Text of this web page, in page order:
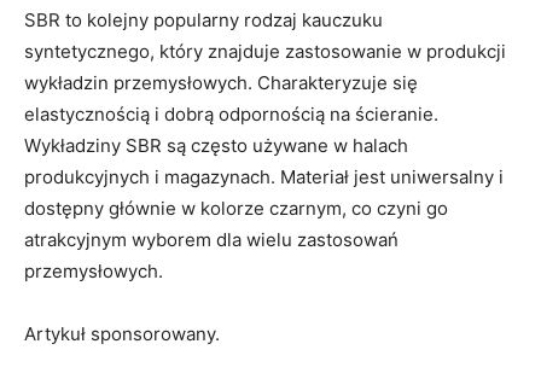
SBR to kolejny popularny rodzaj kauczuku
syntetycznego, który znajduje zastosowanie w produkcji
wykładzin przemysłowych. Charakteryzuje się
elastycznością i dobrą odpornością na ścieranie.
Wykładziny SBR są często używane w halach
produkcyjnych i magazynach. Materiał jest uniwersalny i
dostępny głównie w kolorze czarnym, co czyni go
atrakcyjnym wyborem dla wielu zastosowań
przemysłowych.
Artykuł sponsorowany.